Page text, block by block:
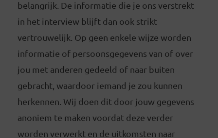
belangrijk. De informatie die je ons verstrekt
in het interview blijft dan ook strikt
vertrouwelijk. Op geen enkele wijze worden
informatie of persoonsgegevens van of over
jou met anderen gedeeld of naar buiten
gebracht, waardoor iemand je zou kunnen
herkennen. Wij doen dit door jouw gegevens
anoniem te maken voordat deze verder
worden verwerkt en de uitkomsten naar